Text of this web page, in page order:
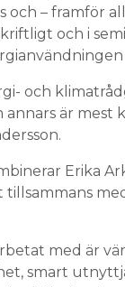
– framför
och i
och
är mest
Erika
med är
smart